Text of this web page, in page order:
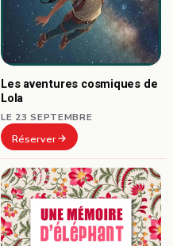
Les aventures cosmiques de
Lola
LE 23 SEPTEMBRE
Réserver